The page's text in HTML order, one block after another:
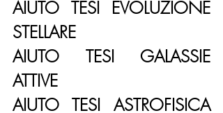
AIUTO TESI EVOLUZIONE
STELLARE
AIUTO TESI GALASSIE
ATTIVE
AIUTO TESI ASTROFISICA